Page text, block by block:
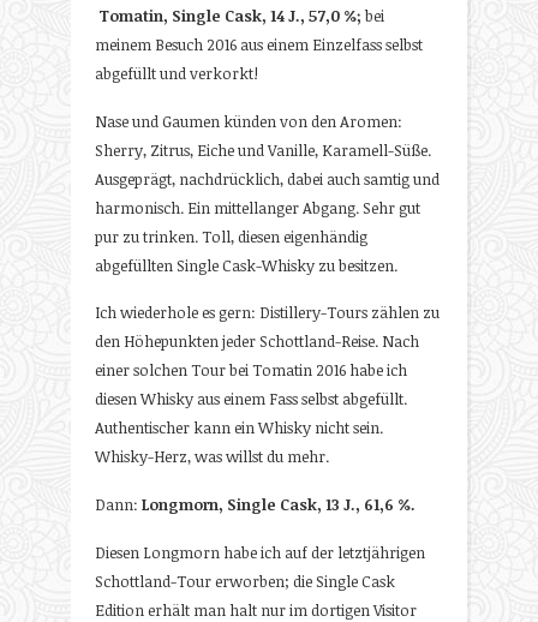
Tomatin, Single Cask, 14 J., 57,0 %; bei
meinem Besuch 2016 aus einem Einzelfass selbst
abgefüllt und verkorkt!
Nase und Gaumen künden von den Aromen:
Sherry, Zitrus, Eiche und Vanille, Karamell-Süße.
Ausgeprägt, nachdrücklich, dabei auch samtig und
harmonisch. Ein mittellanger Abgang. Sehr gut
pur zu trinken. Toll, diesen eigenhändig
abgefüllten Single Cask-Whisky zu besitzen.
Ich wiederhole es gern: Distillery-Tours zählen zu
den Höhepunkten jeder Schottland-Reise. Nach
einer solchen Tour bei Tomatin 2016 habe ich
diesen Whisky aus einem Fass selbst abgefüllt.
Authentischer kann ein Whisky nicht sein.
Whisky-Herz, was willst du mehr.
Dann: Longmorn, Single Cask, 13 J., 61,6 %.
Diesen Longmorn habe ich auf der letztjährigen
Schottland-Tour erworben; die Single Cask
Edition erhält man halt nur im dortigen Visitor